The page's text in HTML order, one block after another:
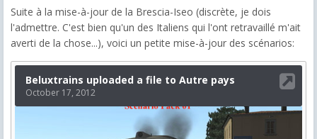
Suite à la mise-à-jour de la Brescia-Iseo (discrète, je dois
l'admettre. C'est bien qu'un des Italiens qui l'ont retravaillé m'ait
averti de la chose...), voici un petite mise-à-jour des scénarios: